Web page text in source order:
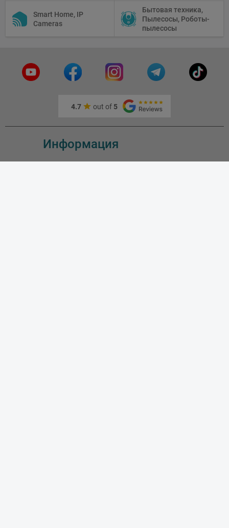
Телескопы,
Прицелы,
Микроскопы,
Smart Home, IP
Cameras
Бытовая техника,
Пылесосы, Роботы-
пылесосы
4.7 out of 5
Информация